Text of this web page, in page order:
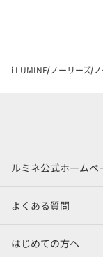
i LUMINE ノーリーズ
ルミネ公式ホームペ
よくある質問
はじめての方へ